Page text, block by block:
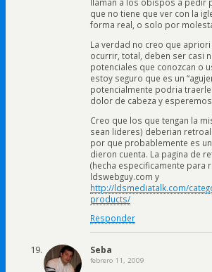
que no tiene que ver con la
forma real, o solo por
La verdad no creo que apriori
ocurrir, total, deben ser casi
potenciales que conozcan o
estoy seguro que es un
potencialmente podria traerle
dolor de cabeza y
Creo que los que tengan la
sean lideres) deberian
por que probablemente es
dieron cuenta. La pagina de
(hecha especificamente para
ldswebguy.com y
http://ldsmediatalk.com/
products/
Responder
Seba
febrero 11, 2009